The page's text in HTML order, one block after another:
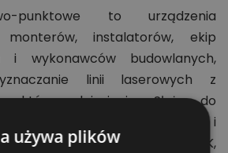
punktowe to urządzenia
instalatorów, ekip
i wykonawców budowlanych,
linii laserowych z
odniesienia. Służą do
osi, punktów montażowych i
podczas zabudów GK,
używa plików